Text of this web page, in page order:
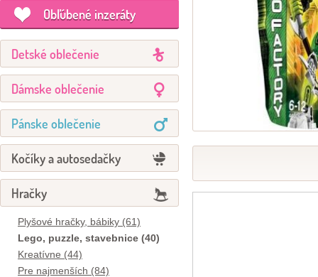
Obľúbené inzeráty
Detské oblečenie
Dámske oblečenie
Pánske oblečenie
Kočíky a autosedačky
Hračky
Plyšové hračky, bábiky (61)
Lego, puzzle, stavebnice (40)
Kreatívne (44)
Pre najmenších (84)